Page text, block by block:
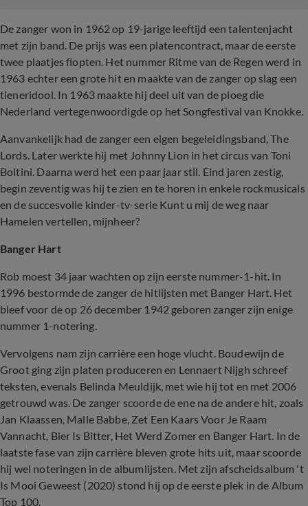
De zanger won in 1962 op 19-jarige leeftijd een talentenjacht
met zijn band. De prijs was een platencontract, maar de eerste
twee plaatjes flopten. Het nummer Ritme van de Regen werd in
1963 echter een grote hit en maakte van de zanger op slag een
tieneridool. In 1963 maakte hij deel uit van de ploeg die
Nederland vertegenwoordigde op het Songfestival van Knokke.
Aanvankelijk had de zanger een eigen begeleidingsband, The
Lords. Later werkte hij met Johnny Lion in het circus van Toni
Boltini. Daarna werd het een paar jaar stil. Eind jaren zestig,
begin zeventig was hij te zien en te horen in enkele rockmusicals
en de succesvolle kinder-tv-serie Kunt u mij de weg naar
Hamelen vertellen, mijnheer?
Banger Hart
Rob moest 34 jaar wachten op zijn eerste nummer-1-hit. In
1996 bestormde de zanger de hitlijsten met Banger Hart. Het
bleef voor de op 26 december 1942 geboren zanger zijn enige
nummer 1-notering.
Vervolgens nam zijn carrière een hoge vlucht. Boudewijn de
Groot ging zijn platen produceren en Lennaert Nijgh schreef
teksten, evenals Belinda Meuldijk, met wie hij tot en met 2006
getrouwd was. De zanger scoorde de ene na de andere hit, zoals
Jan Klaassen, Malle Babbe, Zet Een Kaars Voor Je Raam
Vannacht, Bier Is Bitter, Het Werd Zomer en Banger Hart. In de
laatste fase van zijn carrière bleven grote hits uit, maar scoorde
hij wel noteringen in de albumlijsten. Met zijn afscheidsalbum 't
Is Mooi Geweest (2020) stond hij op de eerste plek in de Album
Top 100.